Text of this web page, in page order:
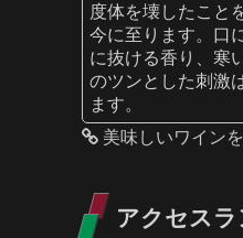
度体を壊したこと
今に至ります。口
に抜ける香り、寒
のツンとした刺激
ます。
美味しいワイン
アクセス